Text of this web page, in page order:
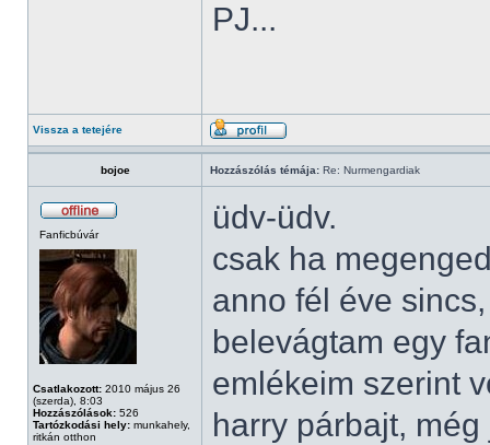
PJ...
Vissza a tetejére
bojoe Hozzászólás témája: Re: Nurmengardiak
Fanficbúvár
Csatlakozott: 2010 május 26
(szerda), 8:03
Hozzászólások: 526
Tartózkodási hely: munkahely,
ritkán otthon
üdv-üdv.
csak ha
anno fél éve
belevágtam egy
emlékeim szerint
harry párbajt,